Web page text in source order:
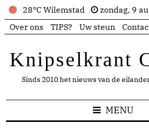
28°C Wilemstad
zondag, 9
Over ons
TIPS? Uw steun
Knipselkrant
Sinds 2010 het nieuws van de
MENU